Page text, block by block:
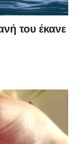
του έκανε